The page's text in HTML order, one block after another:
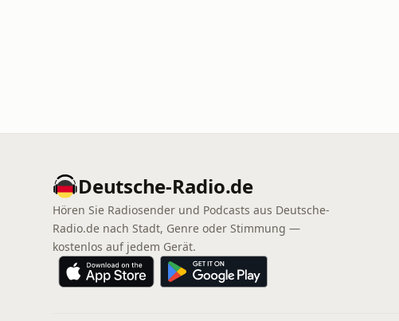
Deutsche-Radio.de
Hören Sie Radiosender und Podcasts aus Deutsche-
Radio.de nach Stadt, Genre oder Stimmung —
kostenlos auf jedem Gerät.